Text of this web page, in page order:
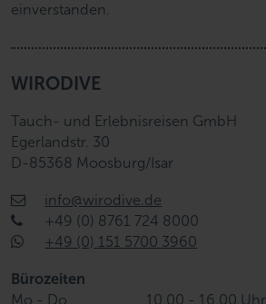
einverstanden.
WIRODIVE
Tauch- und Erlebnisreisen GmbH
Egerlandstr. 30
D-85368 Moosburg/Isar
info@wirodive.de
+49 (0) 8761 724 8000
+49 (0) 151 5700 3960
Bürozeiten
Mo - Do
10.00 - 16.00 Uhr